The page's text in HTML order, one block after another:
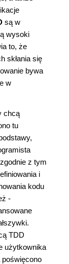
są w
wysoki
to, że
skłania się
bywa
w
chcą
tu
z tym
i
kodu
-
TDD
użytkownika